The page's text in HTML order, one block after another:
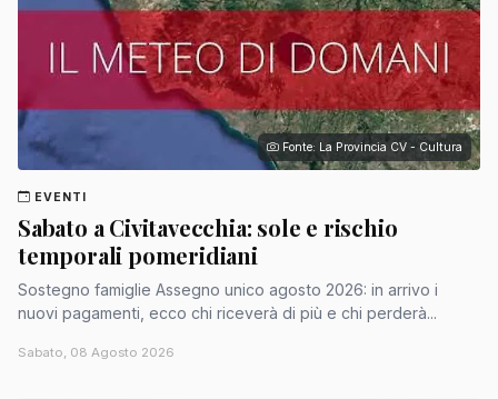
Fonte: La Provincia CV - Cultura
EVENTI
Sabato a Civitavecchia: sole e rischio
temporali pomeridiani
Sostegno famiglie Assegno unico agosto 2026: in arrivo i
nuovi pagamenti, ecco chi riceverà di più e chi perderà...
Sabato, 08 Agosto 2026